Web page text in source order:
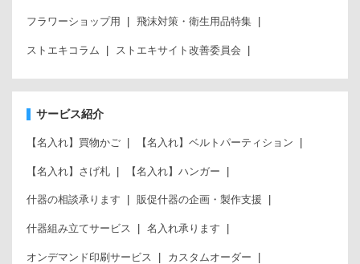
フラワーショップ用 飛沫対策・衛生用品特集
ストエキコラム ストエキサイト改善委員会
サービス紹介
【名入れ】買物かご 【名入れ】ベルトパーティション
【名入れ】さげ札 【名入れ】ハンガー
什器の相談承ります 販促什器の企画・製作支援
什器組み立てサービス 名入れ承ります
オンデマンド印刷サービス カスタムオーダー